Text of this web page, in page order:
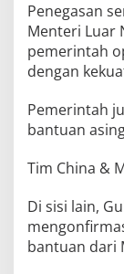
Penegasan
Menteri Luar
pemerintah
dengan
Pemerintah
bantuan
Tim China &
Di sisi lain,
bantuan dari